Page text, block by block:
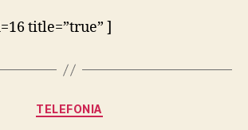
title=”true” ]
Categories
TELEFONIA